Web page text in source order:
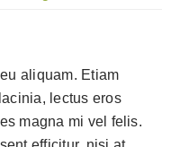
Om Alex
aliquam. Etiam
lectus eros
magna mi vel felis.